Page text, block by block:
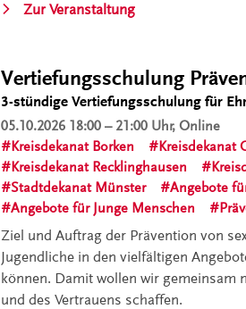
im
Bistum
Münster
für
Ehrenamtliche,
Kursleitungen
und
Mitarbeitende
im
kirchlichen
Dienst“
Zur Veranstaltung
schützen
Sexualisierte
Gewalt
–
Basis
plus
Stunden)“
Vertiefungsschulung
3-stündige Vertiefungsschulung für
05.10.202618:00 – 21:00 Uhr, Online
Kreisdekanat Borken
Kreisdekanat
Kreisdekanat Recklinghausen
Stadtdekanat Münster
Angebote
Angebote für Junge Menschen
Ziel und Auftrag der Prävention von
Jugendliche in den vielfältigen
können. Damit wollen wir gemeinsam
und des Vertrauens schaffen.
.